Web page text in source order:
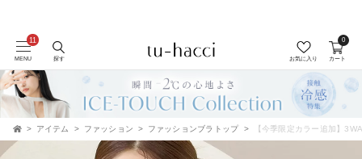
会員登録で今すぐ使えるポイントプレゼント！
MENU 探す お気に入り カート
0
アイテム ファッション ファッションブラトップ 【今季限定カラー追加】